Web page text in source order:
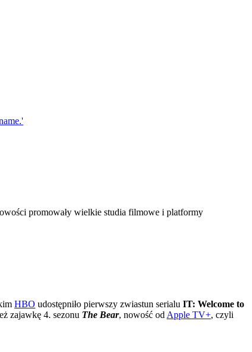
promowały wielkie studia filmowe i platformy
HBO udostępniło pierwszy zwiastun serialu IT: Welcome to
zajawkę 4. sezonu The Bear, nowość od Apple TV+, czyli